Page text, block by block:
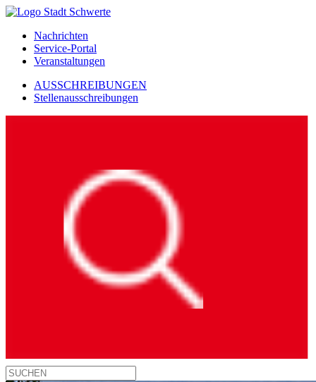
Nachrichten
Service-Portal
Veranstaltungen
AUSSCHREIBUNGEN
Stellenausschreibungen